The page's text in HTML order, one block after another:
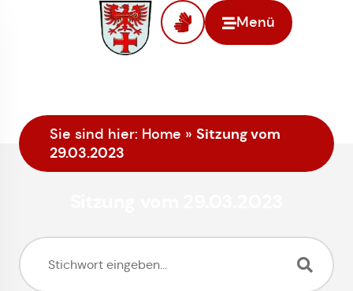
Menü
Sie sind hier: Home » Sitzung vom
29.03.2023